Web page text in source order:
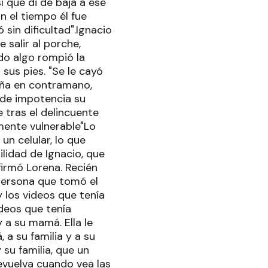
el tiempo él fue
sin dificultad".Ignacio
salir al porche,
algo rompió la
pies. "Se le cayó
en contramano,
impotencia su
tras el delincuente
vulnerable"Lo
celular, lo que
de Ignacio, que
Lorena. Recién
que tomó el
videos que tenía
que tenía
su mamá. Ella le
a su familia y a su
familia, que un
cuando vea las